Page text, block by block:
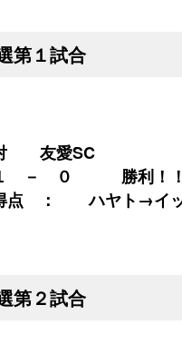
第１試合
友愛SC
－ ０ 勝利！！
点 ： ハヤト→イッ
第２試合